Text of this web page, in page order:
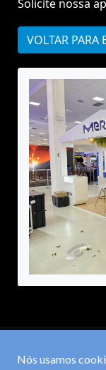
Solicite nossa
VOLTAR PARA
Nós usamos